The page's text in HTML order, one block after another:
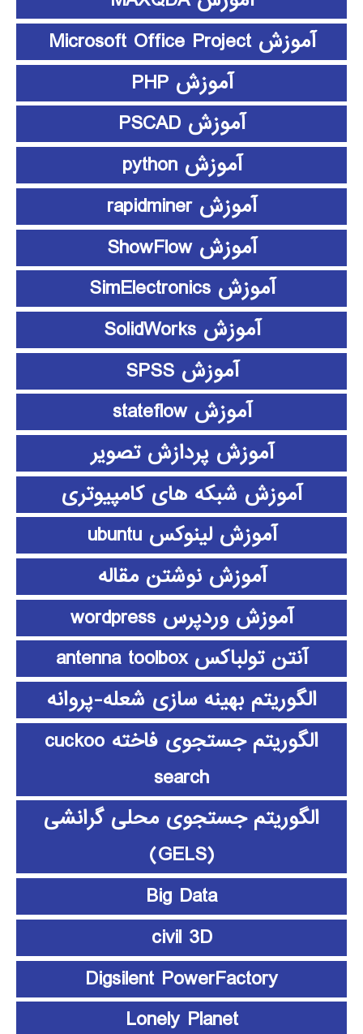
آموزش Microsoft Office Project
آموزش PHP
آموزش PSCAD
آموزش python
آموزش rapidminer
آموزش ShowFlow
آموزش SimElectronics
آموزش SolidWorks
آموزش SPSS
آموزش stateflow
آموزش پردازش تصویر
آموزش شبکه های کامپیوتری
آموزش لینوکس ubuntu
آموزش نوشتن مقاله
آموزش وردپرس wordpress
آنتن تولباکس antenna toolbox
الگوریتم بهینه سازی شعله-پروانه
الگوریتم جستجوی فاخته cuckoo
search
الگوریتم جستجوی محلی گرانشی
(GELS)
Big Data
civil 3D
Digsilent PowerFactory
Lonely Planet